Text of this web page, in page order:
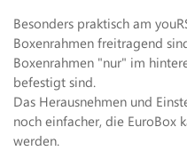
Besonders praktisch am
Boxenrahmen freitragend
Boxenrahmen "nur" im
befestigt sind.
Das Herausnehmen und
noch einfacher, die EuroBox
werden.